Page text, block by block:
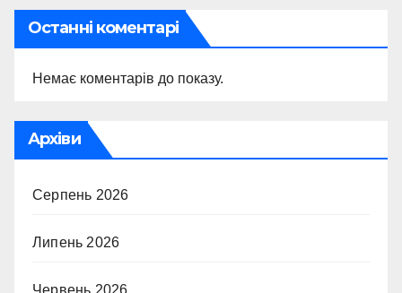
Останні коментарі
Немає коментарів до показу.
Архіви
Серпень 2026
Липень 2026